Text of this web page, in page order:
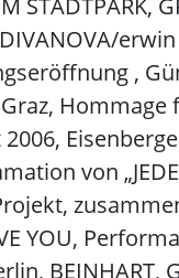
STADTPARK,
DIVANOVA/
,
von